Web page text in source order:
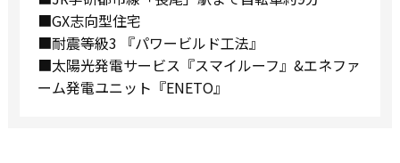
■GX志向型住宅
■耐震等級3 『パワービルド工法』
■太陽光発電サービス『スマイルーフ』&エネファ
ーム発電ユニット『ENETO』